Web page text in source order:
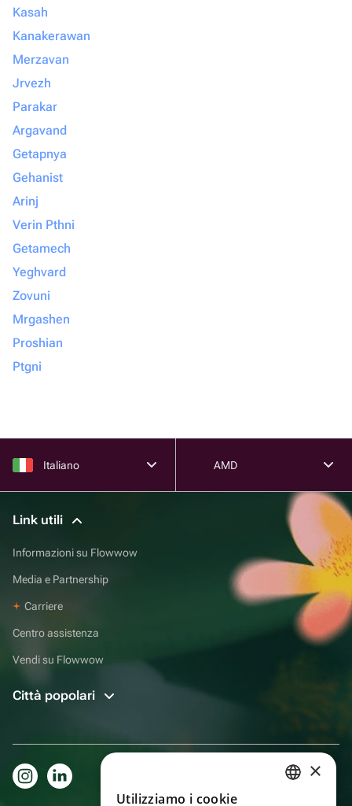
Kasah
Kanakerawan
Merzavan
Jrvezh
Parakar
Argavand
Getapnya
Gehanist
Arinj
Verin Pthni
Getamech
Yeghvard
Zovuni
Mrgashen
Proshian
Ptgni
Italiano AMD
Link utili
Informazioni su Flowwow
Media e Partnership
Carriere
Centro assistenza
Vendi su Flowwow
Città popolari
×
Utilizziamo i cookie